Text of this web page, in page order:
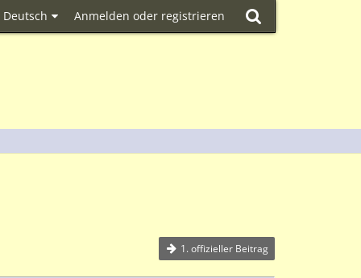
Deutsch Anmelden oder registrieren
1. offizieller Beitrag